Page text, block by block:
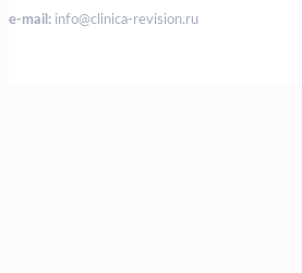
e-mail: info@clinica-revision.ru